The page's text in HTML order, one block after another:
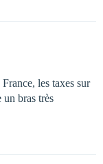
les taxes sur
un bras très